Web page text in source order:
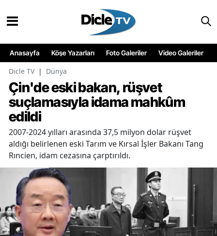
Anasayfa Köşe Yazarları Foto Galeriler Video Galeriler
Dicle TV | Dünya
Çin'de eski bakan, rüşvet
suçlamasıyla idama mahkûm
edildi
2007-2024 yılları arasında 37,5 milyon dolar rüşvet
aldığı belirlenen eski Tarım ve Kırsal İşler Bakanı Tang
Rıncien, idam cezasına çarptırıldı.